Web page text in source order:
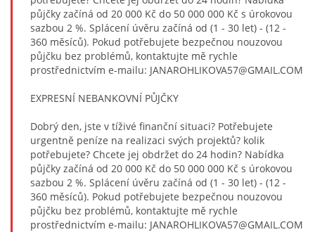
půjčky začíná od 20 000 Kč do 50 000 000 Kč s úrokovou
sazbou 2 %. Splácení úvěru začíná od (1 - 30 let) - (12 -
360 měsíců). Pokud potřebujete bezpečnou nouzovou
půjčku bez problémů, kontaktujte mě rychle
prostřednictvím e-mailu: JANAROHLIKOVA57@GMAIL.COM
EXPRESNÍ NEBANKOVNÍ PŮJČKY
Dobrý den, jste v tíživé finanční situaci? Potřebujete
urgentně peníze na realizaci svých projektů? kolik
potřebujete? Chcete jej obdržet do 24 hodin? Nabídka
půjčky začíná od 20 000 Kč do 50 000 000 Kč s úrokovou
sazbou 2 %. Splácení úvěru začíná od (1 - 30 let) - (12 -
360 měsíců). Pokud potřebujete bezpečnou nouzovou
půjčku bez problémů, kontaktujte mě rychle
prostřednictvím e-mailu: JANAROHLIKOVA57@GMAIL.COM